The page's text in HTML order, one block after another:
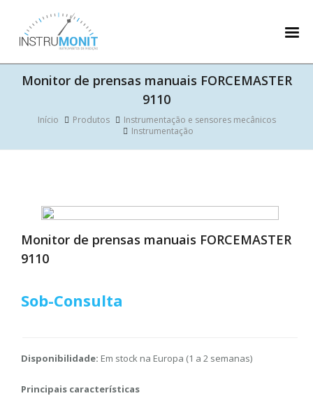
Monitor de prensas manuais FORCEMASTER
9110
Início Produtos
Instrumentação e sensores mecânicos
Instrumentação
Monitor de prensas manuais FORCEMASTER
9110
Sob-Consulta
Disponibilidade: Em stock na Europa (1 a 2 semanas)
Principais características